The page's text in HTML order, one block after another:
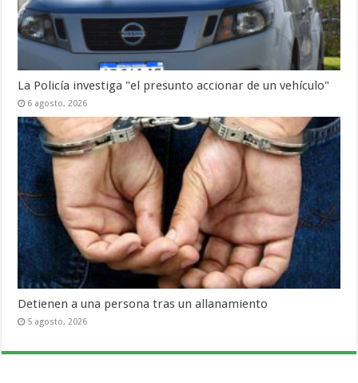
La Policía investiga "el presunto accionar de un vehículo"
6 agosto, 2026
Detienen a una persona tras un allanamiento
5 agosto, 2026